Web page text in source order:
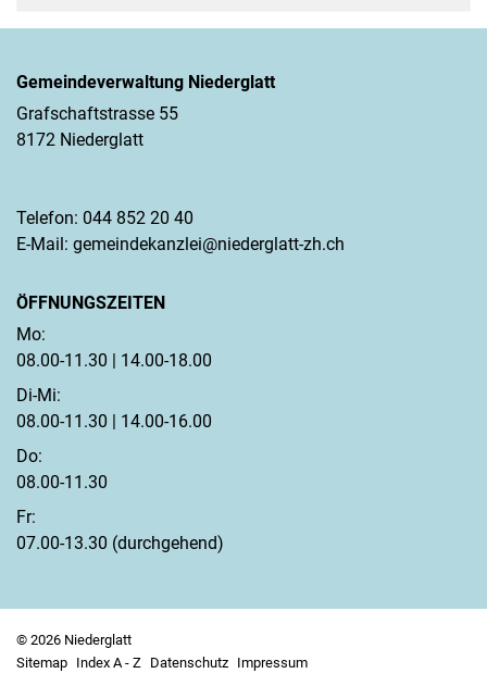
Gemeindeverwaltung Niederglatt
Grafschaftstrasse 55
8172 Niederglatt
Telefon: 044 852 20 40
E-Mail: gemeindekanzlei@niederglatt-zh.ch
ÖFFNUNGSZEITEN
Mo:
08.00-11.30 | 14.00-18.00
Di-Mi:
08.00-11.30 | 14.00-16.00
Do:
08.00-11.30
Fr:
07.00-13.30 (durchgehend)
© 2026 Niederglatt
Sitemap Index A - Z Datenschutz Impressum